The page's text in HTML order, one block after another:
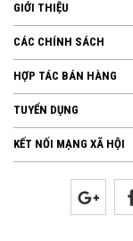
GIỚI THIỆU
CÁC CHÍNH SÁCH
HỢP TÁC BÁN HÀNG
TUYỂN DỤNG
KẾT NỐI MẠNG XÃ HỘI